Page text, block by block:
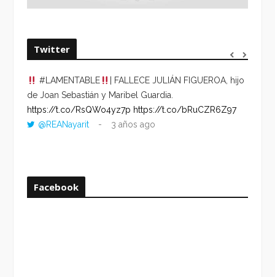
Twitter
#LAMENTABLE
| FALLECE JULIÁN FIGUEROA, hijo
de Joan Sebastián y Maribel Guardia.
https://t.co/RsQWo4yz7p https://t.co/bRuCZR6Z97
@REANayarit
3 años ago
Facebook